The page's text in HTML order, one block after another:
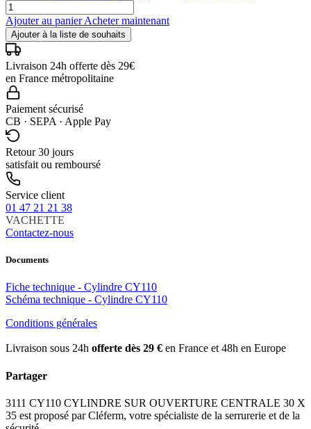
Ajouter au panierAcheter maintenant
Ajouter à la liste de souhaits
Livraison 24h offerte dès 29€
en France métropolitaine
Paiement sécurisé
CB · SEPA · Apple Pay
Retour 30 jours
satisfait ou remboursé
Service client
01 47 21 21 38
VACHETTE
Contactez-nous
Documents
Fiche technique - Cylindre CY110
Schéma technique - Cylindre CY110
Conditions générales
Livraison sous 24h offerte dès 29 € en France et 48h en Europe
Partager
3111 CY110 CYLINDRE SUR OUVERTURE CENTRALE 30 X
35 est proposé par Cléferm, votre spécialiste de la serrurerie et de la